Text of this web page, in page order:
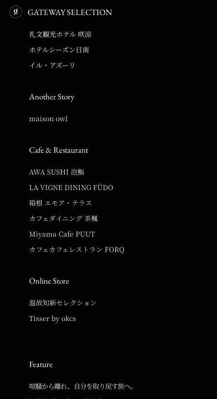
GATEWAY SELECTION
礼文観光ホテル 咲涼
ホテルシーズン日南
イル・アズーリ
Another Story
maison owl
Cafe & Restaurant
AWA SUSHI 泡鮨
LA VIGNE DINING FÛDO
箱根 エモア・テラス
カフェダイニング 茶楓
Miyama Cafe PUUT
カフェカフェレストラン FORQ
Online Store
温故知新セレクション
Tisser by okcs
Feature
喧騒から離れ、自分を取り戻す旅へ。